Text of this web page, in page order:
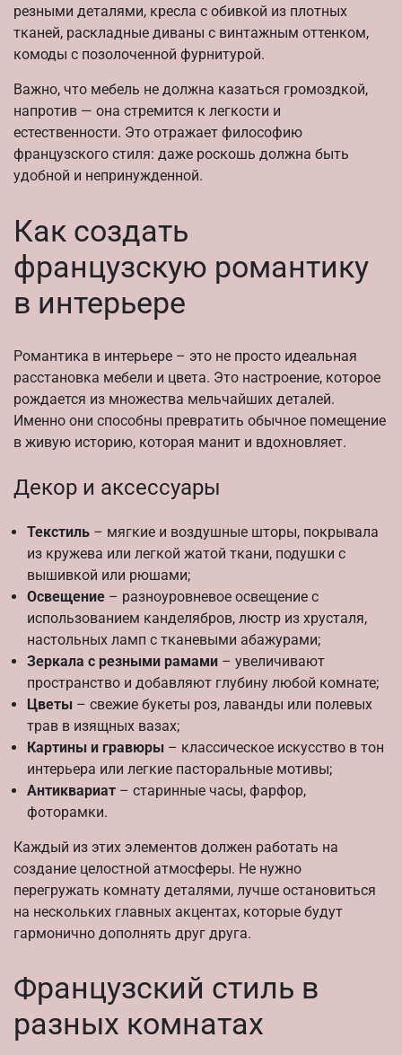
резными деталями, кресла с обивкой из плотных
тканей, раскладные диваны с винтажным оттенком,
комоды с позолоченной фурнитурой.
Важно, что мебель не должна казаться громоздкой,
напротив — она стремится к легкости и
естественности. Это отражает философию
французского стиля: даже роскошь должна быть
удобной и непринужденной.
Как создать
французскую романтику
в интерьере
Романтика в интерьере – это не просто идеальная
расстановка мебели и цвета. Это настроение, которое
рождается из множества мельчайших деталей.
Именно они способны превратить обычное помещение
в живую историю, которая манит и вдохновляет.
Декор и аксессуары
Текстиль – мягкие и воздушные шторы, покрывала
из кружева или легкой жатой ткани, подушки с
вышивкой или рюшами;
Освещение – разноуровневое освещение с
использованием канделябров, люстр из хрусталя,
настольных ламп с тканевыми абажурами;
Зеркала с резными рамами – увеличивают
пространство и добавляют глубину любой комнате;
Цветы – свежие букеты роз, лаванды или полевых
трав в изящных вазах;
Картины и гравюры – классическое искусство в тон
интерьера или легкие пасторальные мотивы;
Антиквариат – старинные часы, фарфор,
фоторамки.
Каждый из этих элементов должен работать на
создание целостной атмосферы. Не нужно
перегружать комнату деталями, лучше остановиться
на нескольких главных акцентах, которые будут
гармонично дополнять друг друга.
Французский стиль в
разных комнатах